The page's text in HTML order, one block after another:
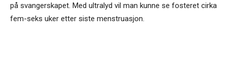
på svangerskapet. Med ultralyd vil man kunne se fosteret cirka
fem-seks uker etter siste menstruasjon.